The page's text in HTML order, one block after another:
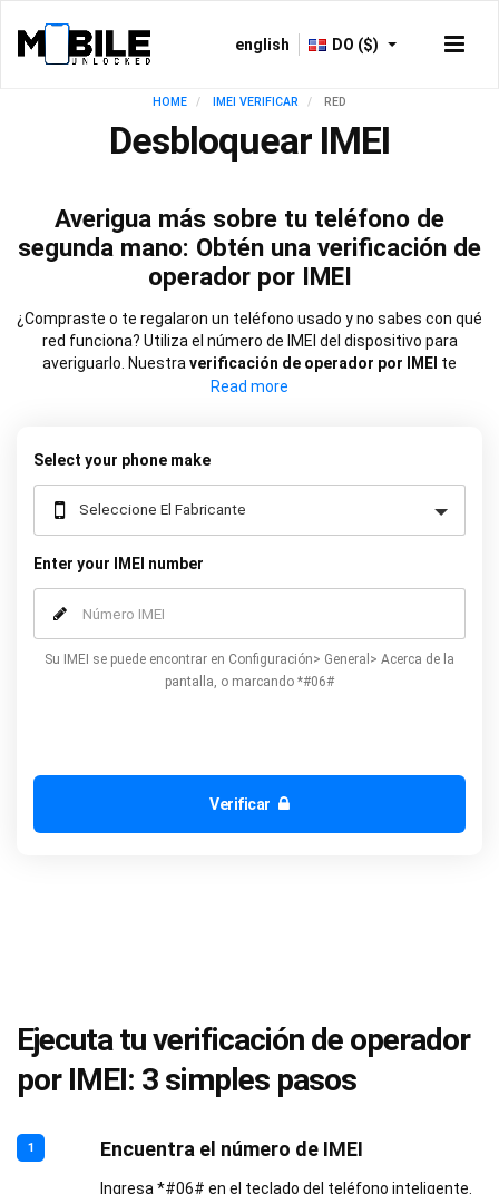
english DO ($)
HOME IMEI VERIFICAR RED
Desbloquear IMEI
Averigua más sobre tu teléfono de
segunda mano: Obtén una verificación de
operador por IMEI
¿Compraste o te regalaron un teléfono usado y no sabes con qué
red funciona? Utiliza el número de IMEI del dispositivo para
averiguarlo. Nuestra verificación de operador por IMEI te
permitirá saber rápidamente si está registrado en una red
rapidez para desbloquearlo si es necesario.
Select your phone make
Enter your IMEI number
Su IMEI se puede encontrar en Configuración> General> Acerca de la
pantalla, o marcando *#06#
Verificar
Ejecuta tu verificación de operador
por IMEI: 3 simples pasos
1 Encuentra el número de IMEI
Ingresa *#06# en el teclado del teléfono inteligente.